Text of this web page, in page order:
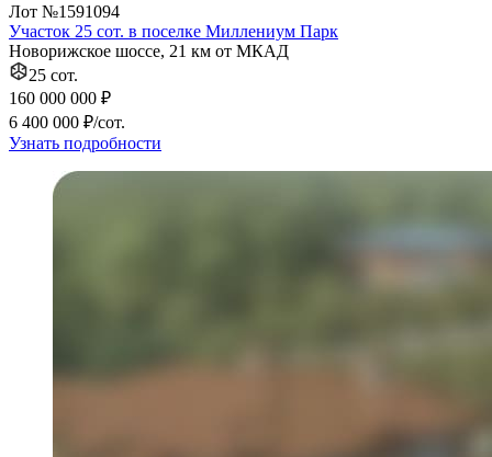
Лот №1591094
Участок 25 сот. в поселке Миллениум Парк
Новорижское шоссе, 21 км от МКАД
25 сот.
160 000 000 ₽
6 400 000 ₽/сот.
Узнать подробности